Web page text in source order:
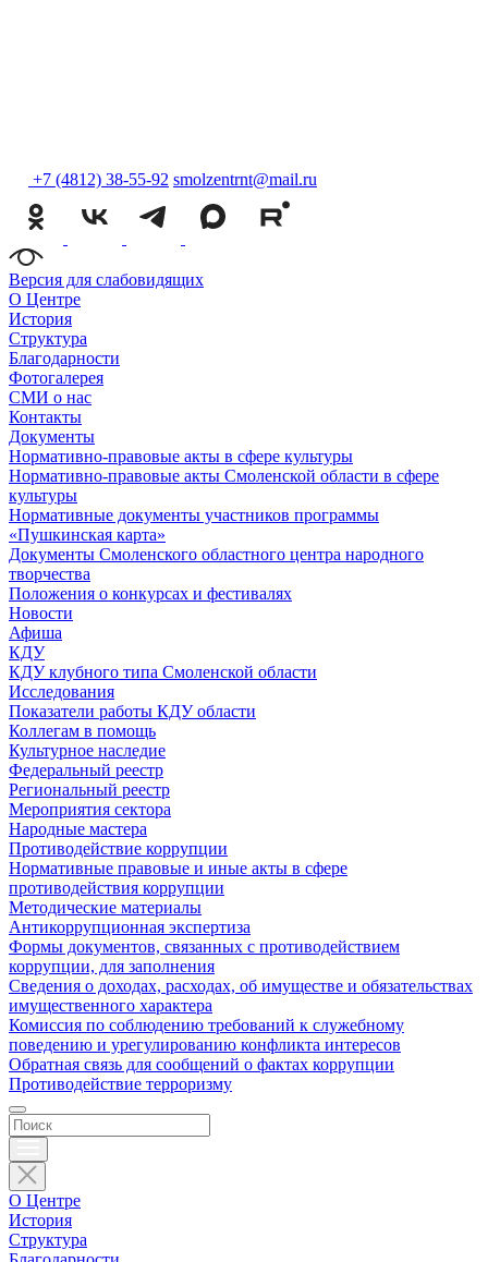
+7 (4812) 38-55-92 smolzentrnt@mail.ru
Версия для слабовидящих
О Центре
История
Структура
Благодарности
Фотогалерея
СМИ о нас
Контакты
Документы
Нормативно-правовые акты в сфере культуры
Нормативно-правовые акты Смоленской области в сфере
культуры
Нормативные документы участников программы
«Пушкинская карта»
Документы Смоленского областного центра народного
творчества
Положения о конкурсах и фестивалях
Новости
Афиша
КДУ
КДУ клубного типа Смоленской области
Исследования
Показатели работы КДУ области
Коллегам в помощь
Культурное наследие
Федеральный реестр
Региональный реестр
Мероприятия сектора
Народные мастера
Противодействие коррупции
Нормативные правовые и иные акты в сфере
противодействия коррупции
Методические материалы
Антикоррупционная экспертиза
Формы документов, связанных с противодействием
коррупции, для заполнения
Сведения о доходах, расходах, об имуществе и обязательствах
имущественного характера
Комиссия по соблюдению требований к служебному
поведению и урегулированию конфликта интересов
Обратная связь для сообщений о фактах коррупции
Противодействие терроризму
О Центре
История
Структура